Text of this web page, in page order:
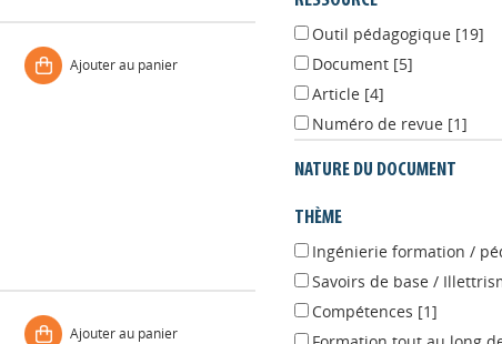
Ajouter au panier
Ajouter au panier
RESSOURCE
Outil pédagogique
Document
Article
[4]
Numéro de revue[1]
THÈME
Ingénierie formation /
Savoirs de base /
Compétences